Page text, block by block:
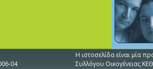
04
H ιστοσελίδα είναι μία
Συλλόγου Οικογένειας